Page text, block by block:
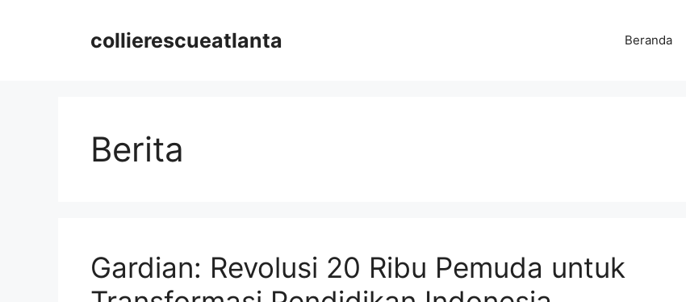
collierescueatlanta Beranda
Berita
Gardian: Revolusi 20 Ribu Pemuda untuk